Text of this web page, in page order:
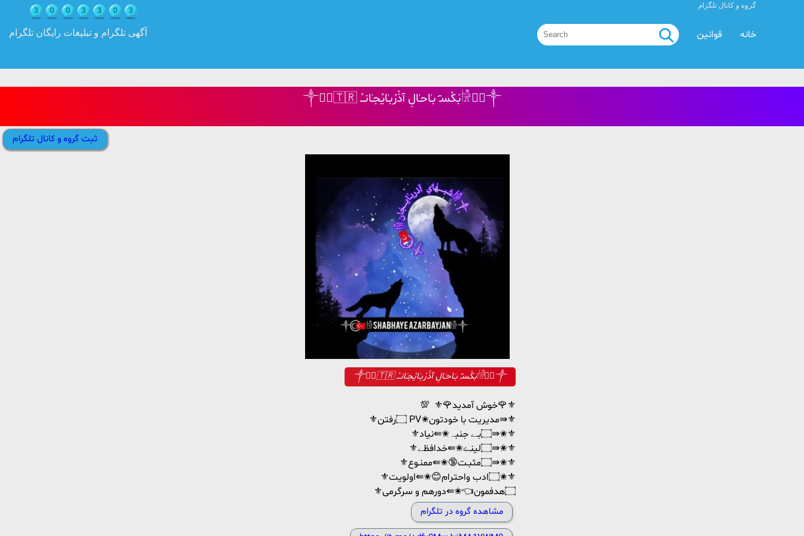
آگهی تلگرام و تبلیغات رایگان تلگرام
گروه و کانال تلگرام
قوانین خانه
༒☾︎⃝🇹🇷 بَکْسـٓ بـٰاحـٰالِ آذْرْبـٰایْجـٰانـْ𓀛☾︎⃝༒
ثبت گروه و کانال تلگرام
༒☾︎⃝🇹🇷 بَکْسـٓ بـٰاحـٰالِ آذْرْبـٰایْجـٰانـْ𓀛☾︎⃝༒
💯 ⚜🌹خوش آمدید🌹⚜
⚜️۝رفتن PV✬مدیریت با خودتون⇛⚜️
⚜️۝بـے جنبہ✬⇚نیاد⇛✬⚜️
⚜️۝لینـڪ✬⇚خدافظے⇛✬⚜️
⚜️۝مثبـت🔞✬⇚ممنـوع⇛✬⚜
⚜️۝ادب واحترام😊✬⇚اولویت✬⚜
⚜️۝هدفمون👈✬⇚دورهم و سرگرمی
مشاهده گروه در تلگرام